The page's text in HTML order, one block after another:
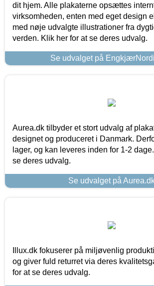
dit hjem. Alle plakaterne opsættes
virksomheden, enten med eget design
med nøje udvalgte illustrationer fra
verden. Klik her for at se deres udvalg.
Se udvalget på
Aurea.dk tilbyder et stort udvalg af
designet og produceret i Danmark.
lager, og kan leveres inden for 1-2
se deres udvalg.
Se udvalget på
Illux.dk fokuserer på miljøvenlig
og giver fuld returret via deres
for at se deres udvalg.